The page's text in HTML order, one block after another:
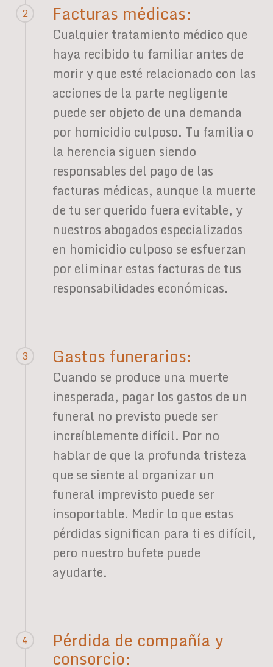
2 Facturas médicas:
Cualquier tratamiento médico que
haya recibido tu familiar antes de
morir y que esté relacionado con las
acciones de la parte negligente
puede ser objeto de una demanda
por homicidio culposo. Tu familia o
la herencia siguen siendo
responsables del pago de las
facturas médicas, aunque la muerte
de tu ser querido fuera evitable, y
nuestros abogados especializados
en homicidio culposo se esfuerzan
por eliminar estas facturas de tus
responsabilidades económicas.
3 Gastos funerarios:
Cuando se produce una muerte
inesperada, pagar los gastos de un
funeral no previsto puede ser
increíblemente difícil. Por no
hablar de que la profunda tristeza
que se siente al organizar un
funeral imprevisto puede ser
insoportable. Medir lo que estas
pérdidas significan para ti es difícil,
pero nuestro bufete puede
ayudarte.
4 Pérdida de compañía y
consorcio: